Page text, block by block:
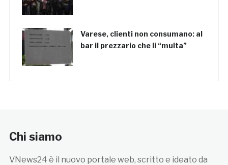
Varese, clienti non consumano: al
bar il prezzario che li “multa”
Chi siamo
VNews24 è il nuovo portale web, scritto e ideato da